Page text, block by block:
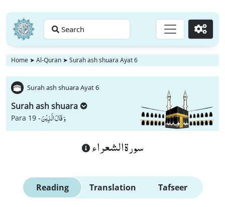
Search Go
Home ➤ Al-Quran ➤ Surah ash shuara Ayat 6
Surah ash shuara Ayat 6
Surah ash shuara
Para 19 -وَ قَالَ الَّذِیْنَ
سورة الشعراء
Reading Translation Tafseer